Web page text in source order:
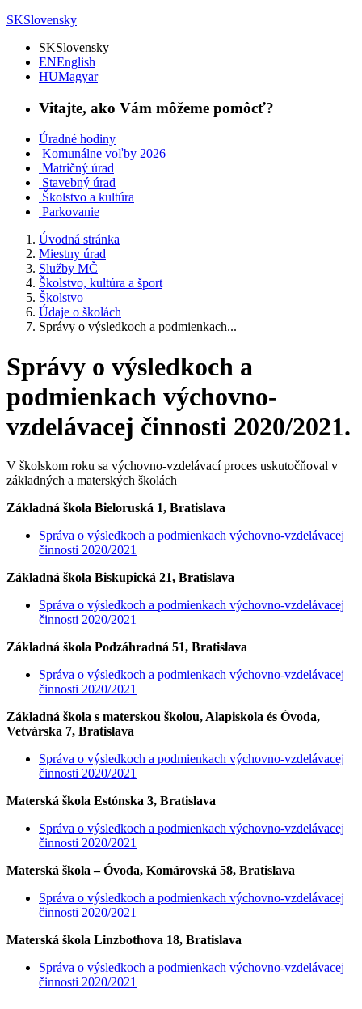
SKSlovensky
SKSlovensky
ENEnglish
HUMagyar
Vitajte, ako Vám môžeme pomôcť?
Úradné hodiny
Komunálne voľby 2026
Matričný úrad
Stavebný úrad
Školstvo a kultúra
Parkovanie
Úvodná stránka
Miestny úrad
Služby MČ
Školstvo, kultúra a šport
Školstvo
Údaje o školách
Správy o výsledkoch a podmienkach...
Správy o výsledkoch a
podmienkach výchovno-
vzdelávacej činnosti 2020/2021.
V školskom roku sa výchovno-vzdelávací proces uskutočňoval v
základných a materských školách
Základná škola Bieloruská 1, Bratislava
Správa o výsledkoch a podmienkach výchovno-vzdelávacej
činnosti 2020/2021
Základná škola Biskupická 21, Bratislava
Správa o výsledkoch a podmienkach výchovno-vzdelávacej
činnosti 2020/2021
Základná škola Podzáhradná 51, Bratislava
Správa o výsledkoch a podmienkach výchovno-vzdelávacej
činnosti 2020/2021
Základná škola s materskou školou, Alapiskola és Óvoda,
Vetvárska 7, Bratislava
Správa o výsledkoch a podmienkach výchovno-vzdelávacej
činnosti 2020/2021
Materská škola Estónska 3, Bratislava
Správa o výsledkoch a podmienkach výchovno-vzdelávacej
činnosti 2020/2021
Materská škola – Óvoda, Komárovská 58, Bratislava
Správa o výsledkoch a podmienkach výchovno-vzdelávacej
činnosti 2020/2021
Materská škola Linzbothova 18, Bratislava
Správa o výsledkoch a podmienkach výchovno-vzdelávacej
činnosti 2020/2021